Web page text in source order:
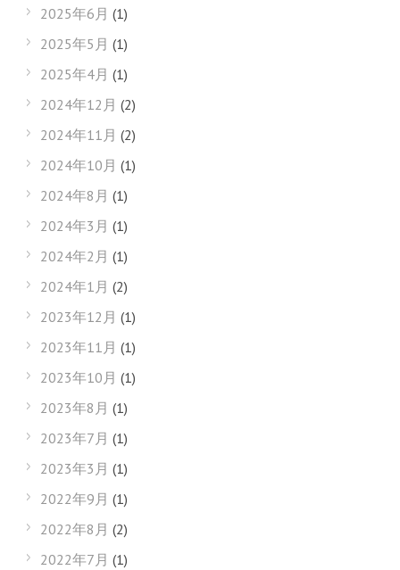
2025年6月 (1)
2025年5月 (1)
2025年4月 (1)
2024年12月 (2)
2024年11月 (2)
2024年10月 (1)
2024年8月 (1)
2024年3月 (1)
2024年2月 (1)
2024年1月 (2)
2023年12月 (1)
2023年11月 (1)
2023年10月 (1)
2023年8月 (1)
2023年7月 (1)
2023年3月 (1)
2022年9月 (1)
2022年8月 (2)
2022年7月 (1)